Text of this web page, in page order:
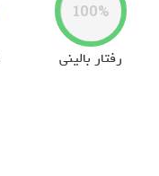
100%
رفتار بالینی